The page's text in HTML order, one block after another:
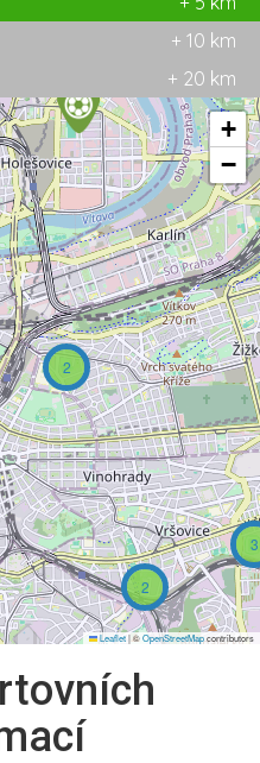
+ 10 km
+ 20 km
2
2
3
+
−
Leaflet|©OpenStreetMapcontributors